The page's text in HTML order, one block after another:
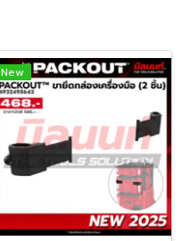
New